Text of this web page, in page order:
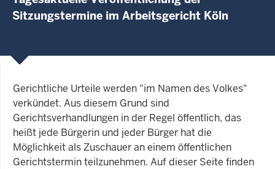
Sitzungstermine im Arbeitsgericht Köln
Gerichtliche Urteile werden "im Namen des Volkes"
verkündet. Aus diesem Grund sind
Gerichtsverhandlungen in der Regel öffentlich, das
heißt jede Bürgerin und jeder Bürger hat die
Möglichkeit als Zuschauer an einem öffentlichen
Gerichtstermin teilzunehmen. Auf dieser Seite finden